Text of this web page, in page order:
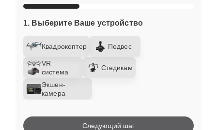
1. Выберите Ваше устройство
Квадрокоптер Подвес
VR
система
Стедикам
Экшен-
камера
Следующий шаг